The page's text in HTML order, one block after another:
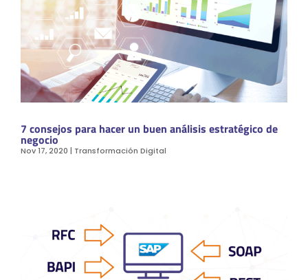
7 consejos para hacer un buen análisis estratégico de
negocio
Nov 17, 2020 | Transformación Digital